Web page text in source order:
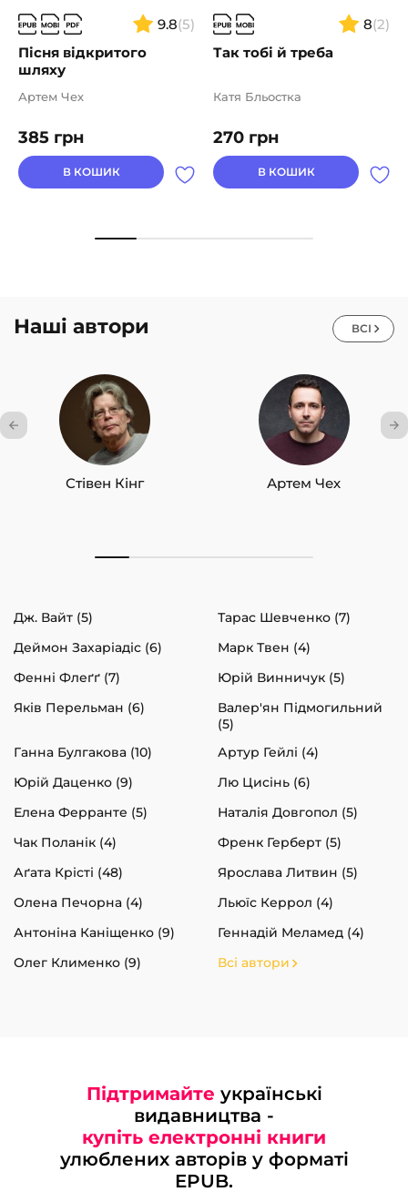
9.8(5)
Пісня відкритого
шляху
385 грн
Артем Чех
В КОШИК
8(2)
Так тобі й треба
270 грн
Катя Бльостка
В КОШИК
Наші автори ВСІ
Стівен Кінг Артем Чех
Дж. Вайт (5)
Тарас Шевченко (7)
Деймон Захаріадіс (6)
Марк Твен (4)
Фенні Флеґґ (7)
Юрій Винничук (5)
Яків Перельман (6)
Валер'ян Підмогильний
(5)
Ганна Булгакова (10)
Артур Гейлі (4)
Юрій Даценко (9)
Лю Цисінь (6)
Елена Ферранте (5)
Наталія Довгопол (5)
Чак Поланік (4)
Френк Герберт (5)
Аґата Крісті (48)
Ярослава Литвин (5)
Олена Печорна (4)
Льюїс Керрол (4)
Антоніна Каніщенко (9)
Геннадій Меламед (4)
Олег Клименко (9)
Всі автори
Підтримайте українські
видавництва -
купіть електронні книги
улюблених авторів у форматі
EPUB.